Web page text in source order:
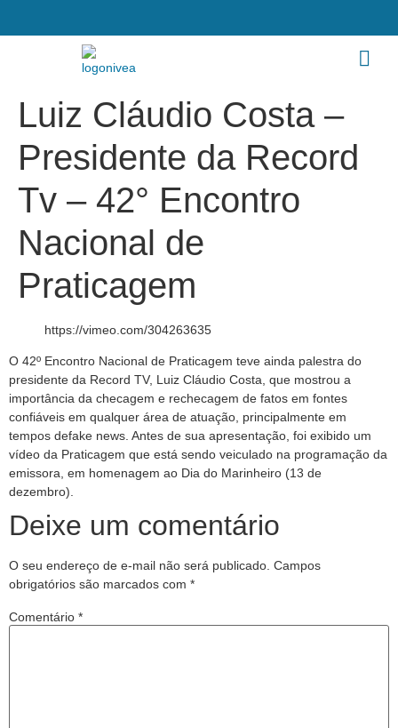
Luiz Cláudio Costa –
Presidente da Record
Tv – 42° Encontro
Nacional de
Praticagem
https://vimeo.com/304263635
O 42º Encontro Nacional de Praticagem teve ainda palestra do
presidente da Record TV, Luiz Cláudio Costa, que mostrou a
importância da checagem e rechecagem de fatos em fontes
confiáveis em qualquer área de atuação, principalmente em
tempos defake news. Antes de sua apresentação, foi exibido um
vídeo da Praticagem que está sendo veiculado na programação da
emissora, em homenagem ao Dia do Marinheiro (13 de
dezembro).
Deixe um comentário
O seu endereço de e-mail não será publicado. Campos
obrigatórios são marcados com *
Comentário *